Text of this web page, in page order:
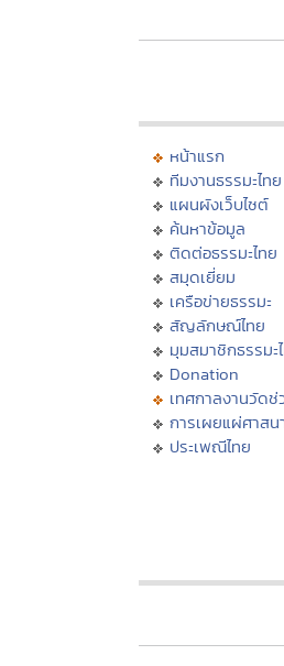
หน้าแรก
ทีมงานธรรมะไทย
แผนผังเว็บไซต์
ค้นหาข้อมูล
ติดต่อธรรมะไทย
สมุดเยี่ยม
เครือข่ายธรรมะ
สัญลักษณ์ไทย
มุมสมาชิกธรรมะ
Donation
เทศกาลงานวัด
การเผยแผ่ศาสน
ประเพณีไทย